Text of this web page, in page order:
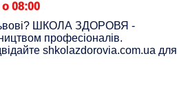
08:00
ШКОЛА ЗДОРОВЯ -
професіоналів.
shkolazdorovia.com.ua для